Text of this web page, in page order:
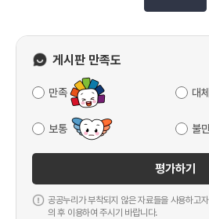
게시판 만족도
만족 대
보통 불
평가하기
공공누리가 부착되지 않은 자료들을 사용하고
의 후 이용하여 주시기 바랍니다.